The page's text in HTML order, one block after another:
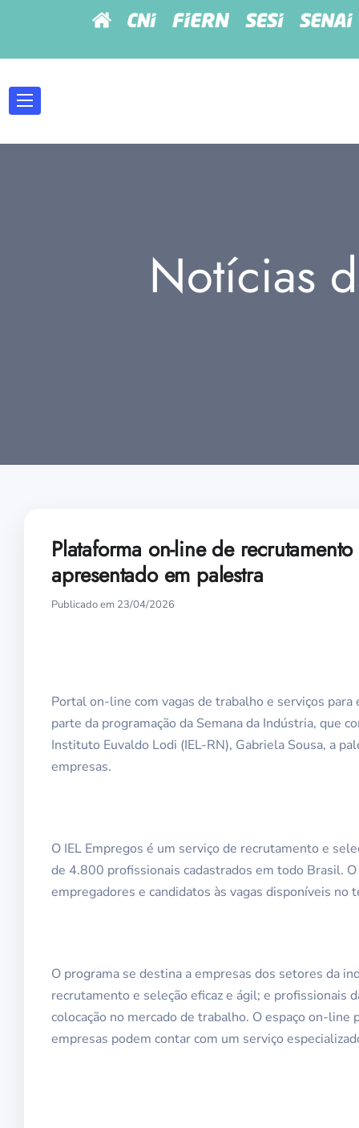
Notícias
Plataforma on-line de
apresentado em palestra
Publicado em 23/04/2026
Portal on-line com vagas de trabalho e serviços
parte da programação da Semana da Indústria, que
Instituto Euvaldo Lodi (IEL-RN), Gabriela Sousa, a
empresas.
O IEL Empregos é um serviço de recrutamento e
de 4.800 profissionais cadastrados em todo Brasil.
empregadores e candidatos às vagas disponíveis no
O programa se destina a empresas dos setores da
recrutamento e seleção eficaz e ágil; e profissionais
colocação no mercado de trabalho. O espaço on-
empresas podem contar com um serviço